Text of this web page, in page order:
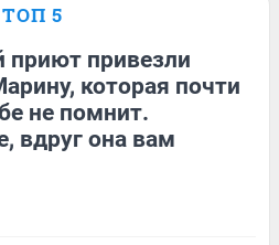
ТОП 5
приют привезли
которая почти
не помнит.
вдруг она вам